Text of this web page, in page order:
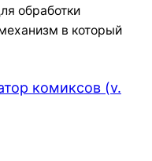
обработки
в который
комиксов (v.